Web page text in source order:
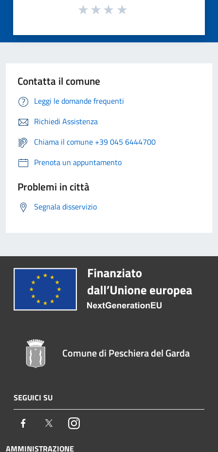
Contatta il comune
Leggi le domande frequenti
Richiedi Assistenza
Chiama il comune +39 045 6444700
Prenota un appuntamento
Problemi in città
Segnala disservizio
Comune di Peschiera del Garda
SEGUICI SU
Facebook TwitterInstagram
AMMINISTRAZIONE